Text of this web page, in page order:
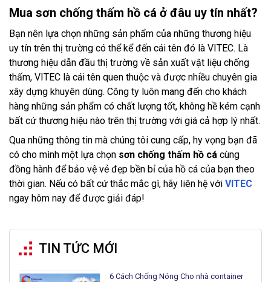
Mua sơn chống thấm hồ cá ở đâu uy tín nhất?
Bạn nên lựa chọn những sản phẩm của những thương hiệu
uy tín trên thị trường có thể kể đến cái tên đó là VITEC. Là
thương hiệu dẫn đầu thị trường về sản xuất vật liệu chống
thấm, VITEC là cái tên quen thuộc và được nhiều chuyên gia
xây dựng khuyên dùng. Công ty luôn mang đến cho khách
hàng những sản phẩm có chất lượng tốt, không hề kém cạnh
bất cứ thương hiệu nào trên thị trường với giá cả hợp lý nhất.
Qua những thông tin mà chúng tôi cung cấp, hy vọng bạn đã
có cho mình một lựa chọn sơn chống thấm hồ cá cùng
đồng hành để bảo vệ vẻ đẹp bền bỉ của hồ cá của bạn theo
thời gian. Nếu có bất cứ thắc mắc gì, hãy liên hệ với VITEC
ngay hôm nay để được giải đáp!
TIN TỨC MỚI
6 Cách Chống Nóng Cho nhà container